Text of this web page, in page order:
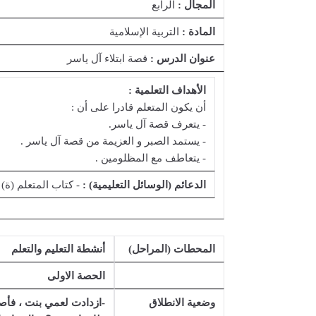
المجال : الرابع
المادة : التربية الإسلامية
عنوان الدرس : قصة ابتلاء آل ياسر
الأهداف التعلمية :
أن يكون المتعلم قادرا على أن :
- يتعرف قصة آل ياسر.
- يستمد الصبر و العزيمة من قصة آل ياسر .
- يتعاطف مع المظلومين .
الدعائم (الوسائل التعليمية) :- كتاب المتعلم
المحطات (المراحل) أنشطة التعليم والتعلم
الحصة الاولى
وضعية الانطلاق
-ازدادت لعمي بنت ،